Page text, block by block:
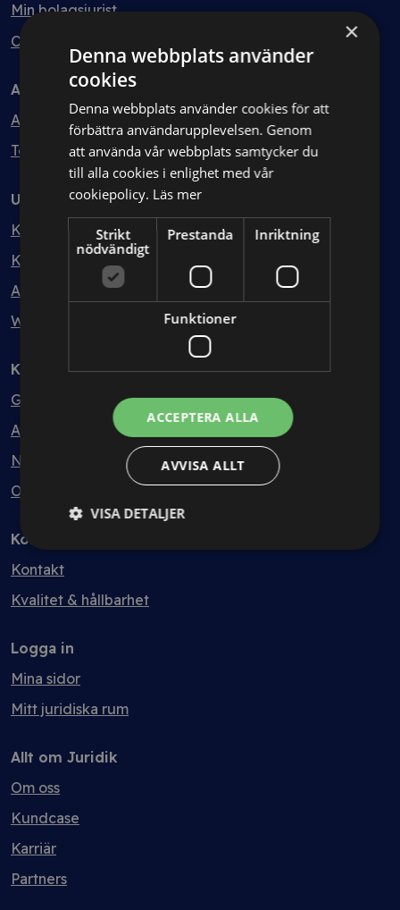
Min bolagsjurist
Ombud
Avtal
Avtalshantering
Testa kostnadsfritt
Utbildning
Kurser
Kurspaket
Abonnemang
Webbinarium
Kunskapsbank
Guider
Avtalsmallar
Nyheter
Ordlista
Kontakt
Kontakt
Kvalitet & hållbarhet
Logga in
Mina sidor
Mitt juridiska rum
Allt om Juridik
Om oss
Kundcase
Karriär
Partners
×
Denna webbplats använder
cookies
Denna webbplats använder cookies för att
förbättra användarupplevelsen. Genom
att använda vår webbplats samtycker du
till alla cookies i enlighet med vår
cookiepolicy. Läs mer
Strikt
nödvändigt
Prestanda Inriktning
Funktioner
ACCEPTERA ALLA
AVVISA ALLT
VISA DETALJER